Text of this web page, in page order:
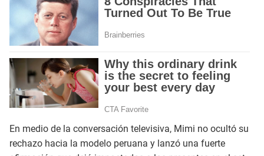
En medio de la conversación televisiva, Mimi no ocultó su
rechazo hacia la modelo peruana y lanzó una fuerte